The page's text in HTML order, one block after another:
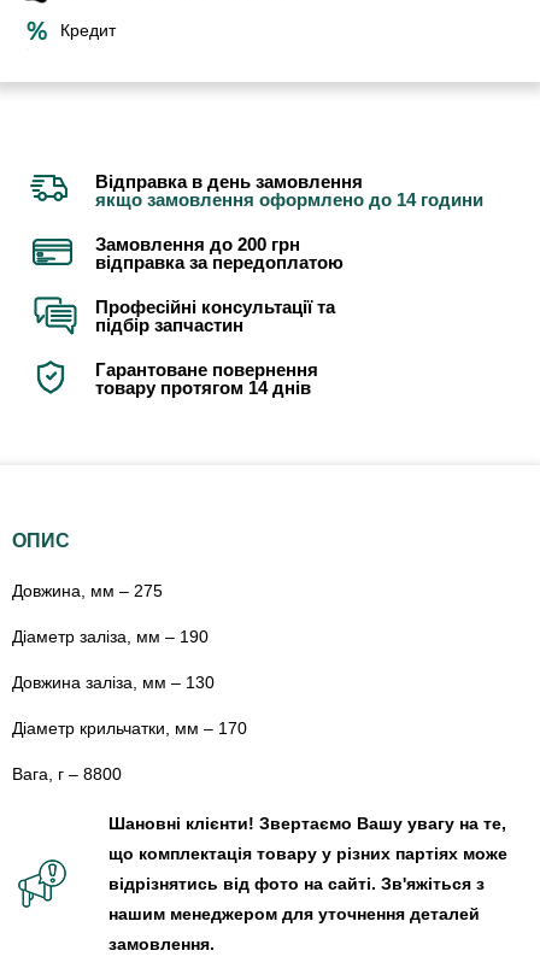
Кредит
Відправка в день замовлення
якщо замовлення оформлено до 14 години
Замовлення до 200 грн
відправка за передоплатою
Професійні консультації та
підбір запчастин
Гарантоване повернення
товару протягом 14 днів
ОПИС
Довжина, мм – 275
Діаметр заліза, мм – 190
Довжина заліза, мм – 130
Діаметр крильчатки, мм – 170
Вага, г – 8800
Шановні клієнти! Звертаємо Вашу увагу на те,
що комплектація товару у різних партіях може
відрізнятись від фото на сайті. Зв'яжіться з
нашим менеджером для уточнення деталей
замовлення.